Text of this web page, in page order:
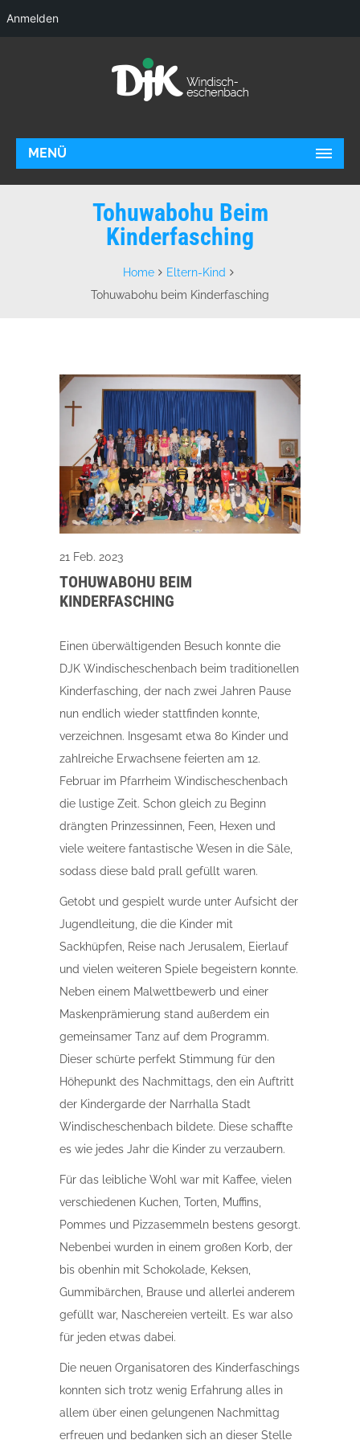
MENÜ
Tohuwabohu Beim
Kinderfasching
Home
Eltern-Kind
Tohuwabohu beim Kinderfasching
21 Feb. 2023
TOHUWABOHU BEIM
KINDERFASCHING
Einen überwältigenden Besuch konnte die
DJK Windischeschenbach beim traditionellen
Kinderfasching, der nach zwei Jahren Pause
nun endlich wieder stattfinden konnte,
verzeichnen. Insgesamt etwa 80 Kinder und
zahlreiche Erwachsene feierten am 12.
Februar im Pfarrheim Windischeschenbach
die lustige Zeit. Schon gleich zu Beginn
drängten Prinzessinnen, Feen, Hexen und
viele weitere fantastische Wesen in die Säle,
sodass diese bald prall gefüllt waren.
Getobt und gespielt wurde unter Aufsicht der
Jugendleitung, die die Kinder mit
Sackhüpfen, Reise nach Jerusalem, Eierlauf
und vielen weiteren Spiele begeistern konnte.
Neben einem Malwettbewerb und einer
Maskenprämierung stand außerdem ein
gemeinsamer Tanz auf dem Programm.
Dieser schürte perfekt Stimmung für den
Höhepunkt des Nachmittags, den ein Auftritt
der Kindergarde der Narrhalla Stadt
Windischeschenbach bildete. Diese schaffte
es wie jedes Jahr die Kinder zu verzaubern.
Für das leibliche Wohl war mit Kaffee, vielen
verschiedenen Kuchen, Torten, Muffins,
Pommes und Pizzasemmeln bestens gesorgt.
Nebenbei wurden in einem großen Korb, der
bis obenhin mit Schokolade, Keksen,
Gummibärchen, Brause und allerlei anderem
gefüllt war, Naschereien verteilt. Es war also
für jeden etwas dabei.
Die neuen Organisatoren des Kinderfaschings
konnten sich trotz wenig Erfahrung alles in
allem über einen gelungenen Nachmittag
erfreuen und bedanken sich an dieser Stelle
Anmelden